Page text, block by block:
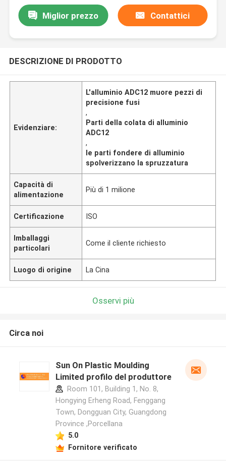
Miglior prezzo Contattici
DESCRIZIONE DI PRODOTTO
Evidenziare:
L'alluminio ADC12 muore pezzi di
precisione fusi
,
Parti della colata di alluminio
ADC12
,
le parti fondere di alluminio
spolverizzano la spruzzatura
Capacità di
alimentazione
Più di 1 milione
Certificazione ISO
Imballaggi
particolari
Come il cliente richiesto
Luogo di origine La Cina
Osservi più
Circa noi
Sun On Plastic Moulding
Limited profilo del produttore
Room 101, Building 1, No. 8,
Hongying Erheng Road, Fenggang
Town, Dongguan City, Guangdong
Province ,Porcellana
5.0
Fornitore verificato